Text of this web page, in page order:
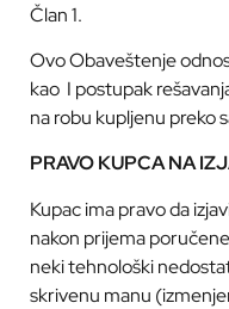
Član 1.
Ovo Obaveštenje
kao I postupak
na robu kupljenu preko
PRAVO KUPCA NA
Kupac ima pravo da
nakon prijema
neki tehnološki
skrivenu manu